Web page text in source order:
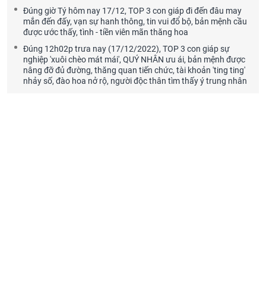
Đúng giờ Tý hôm nay 17/12, TOP 3 con giáp đi đến đâu may
mắn đến đấy, vạn sự hanh thông, tin vui đổ bộ, bản mệnh cầu
được ước thấy, tình - tiền viên mãn thăng hoa
Đúng 12h02p trưa nay (17/12/2022), TOP 3 con giáp sự
nghiệp 'xuôi chèo mát mái', QUÝ NHÂN ưu ái, bản mệnh được
nâng đỡ đủ đường, thăng quan tiến chức, tài khoản 'ting ting'
nhảy số, đào hoa nở rộ, người độc thân tìm thấy ý trung nhân